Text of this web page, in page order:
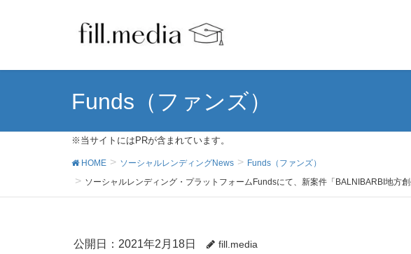
Funds（ファンズ）
※当サイトにはPRが含まれています。
HOME ソーシャルレンディングNews
Funds（ファンズ）
ソーシャルレンディング・プラットフォームFundsにて、新案件「BALNIBARBI地方
公開日： 2021年2月18日 fill.media